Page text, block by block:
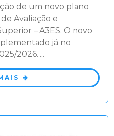
de um novo plano
Avaliação e
– A3ES. O novo
já no
2026. ...